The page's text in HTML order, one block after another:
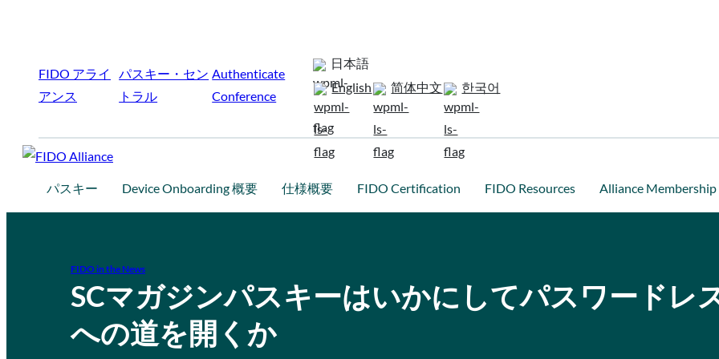
FIDO アライ
アンス
パスキー・セン
トラル
Authenticate
Conference
日本語
English
简体中文 한국어
パスキー Device Onboarding 概要 仕様概要 FIDO Certification FIDO Resources Alliance Membership
FIDO in the News
SCマガジンパスキーはいかにしてパスワードレ
への道を開くか